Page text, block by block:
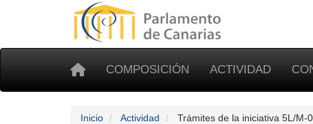
COMPOSICIÓN ACTIVIDAD
Inicio Actividad Trámites de la iniciativa 5L/M-